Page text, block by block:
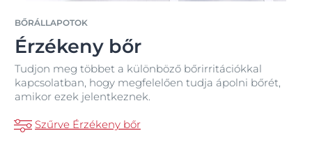
BŐRÁLLAPOTOK
Érzékeny bőr
Tudjon meg többet a különböző bőrirritációkkal
kapcsolatban, hogy megfelelően tudja ápolni bőrét,
amikor ezek jelentkeznek.
Szűrve Érzékeny bőr